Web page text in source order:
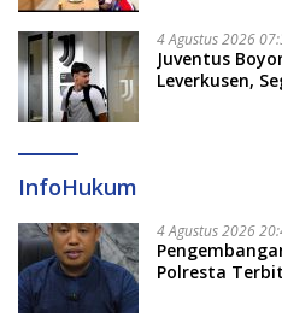
4 Agustus 2026
Juventus
Leverkusen,
InfoHukum
4 Agustus 2026
Polresta